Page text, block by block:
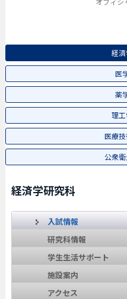
経
医
薬
理
医療
公衆
経済学研究科
入試情報
研究科情報
学生生活サポート
施設案内
アクセス